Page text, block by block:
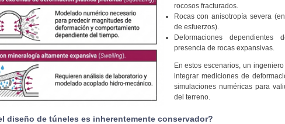
rocosos fracturados.
Rocas con anisotropía severa
de esfuerzos).
Deformaciones
presencia de rocas expansivas.
En estos escenarios, un
integrar mediciones de
simulaciones numéricas para
del terreno.
diseño de túneles es inherentemente conservador?